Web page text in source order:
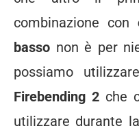
combinazione con
basso non è per
possiamo
Firebending 2 che
utilizzare durante